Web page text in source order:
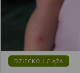
KATEGORIA:
DZIECKO I CIĄŻA